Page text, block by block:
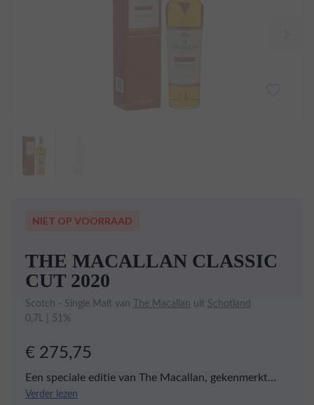
NIET OP VOORRAAD
THE MACALLAN CLASSIC
CUT 2020
Scotch - Single Malt van The Macallan uit Schotland
0,7L | 51%
€ 275,75
Een speciale editie van The Macallan, gekenmerkt
door zijn unieke, scherpe smaakprofiel. Een must
Verder lezen